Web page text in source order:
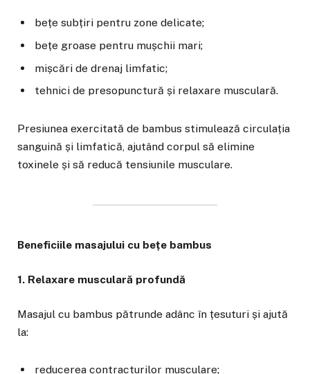
bețe subțiri pentru zone delicate;
bețe groase pentru mușchii mari;
mișcări de drenaj limfatic;
tehnici de presopunctură și relaxare musculară.
Presiunea exercitată de bambus stimulează circulația
sanguină și limfatică, ajutând corpul să elimine
toxinele și să reducă tensiunile musculare.
Beneficiile masajului cu bețe bambus
1. Relaxare musculară profundă
Masajul cu bambus pătrunde adânc în țesuturi și ajută
la:
reducerea contracturilor musculare;